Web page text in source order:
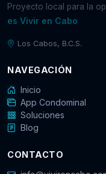
Proyecto local para la
es Vivir en Cabo
Los Cabos, B.C.S.
NAVEGACIÓN
Inicio
App Condominal
Soluciones
Blog
CONTACTO